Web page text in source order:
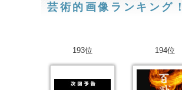
芸術的画像ランキング！
193位 194位